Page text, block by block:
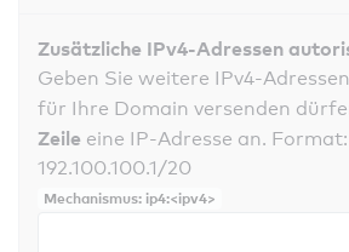
Zusätzliche IPv4-Adressen
Geben Sie weitere IPv4-
für Ihre Domain versenden
Zeile eine IP-Adresse an. Format:
192.100.100.1/20
Mechanismus: ip4:<ipv4>